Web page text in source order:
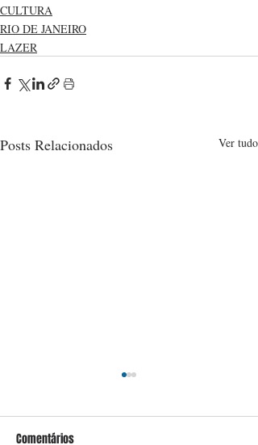
CULTURA
RIO DE JANEIRO
LAZER
Posts Relacionados Ver tudo
Comentários